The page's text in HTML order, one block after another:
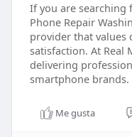
If you are
Phone Repair
provider that values
satisfaction. At Real
delivering
smartphone brands.
Me gusta